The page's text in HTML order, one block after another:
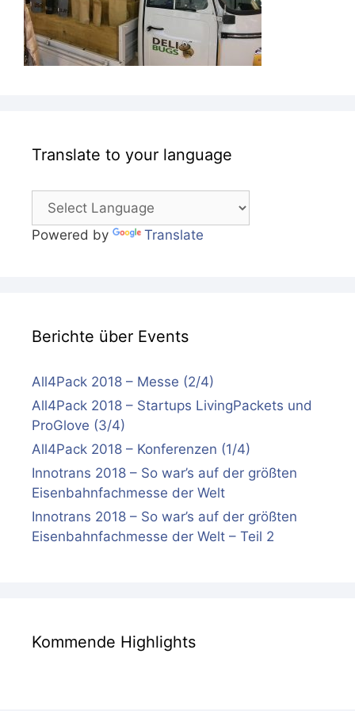
Translate to your language
Powered by Translate
Berichte über Events
All4Pack 2018 – Messe (2/4)
All4Pack 2018 – Startups LivingPackets und
ProGlove (3/4)
All4Pack 2018 – Konferenzen (1/4)
Innotrans 2018 – So war’s auf der größten
Eisenbahnfachmesse der Welt
Innotrans 2018 – So war’s auf der größten
Eisenbahnfachmesse der Welt – Teil 2
Kommende Highlights